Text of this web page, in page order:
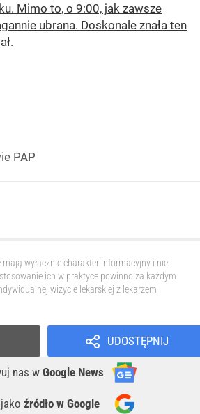
Mimo to, o 9:00, jak zawsze
ubrana. Doskonale znała ten
PAP
wyłącznie charakter informacyjny i nie
ich w praktyce powinno za każdym
wizycie lekarskiej z lekarzem
UDOSTĘPNIJ
nas w Google News
źródło w Google